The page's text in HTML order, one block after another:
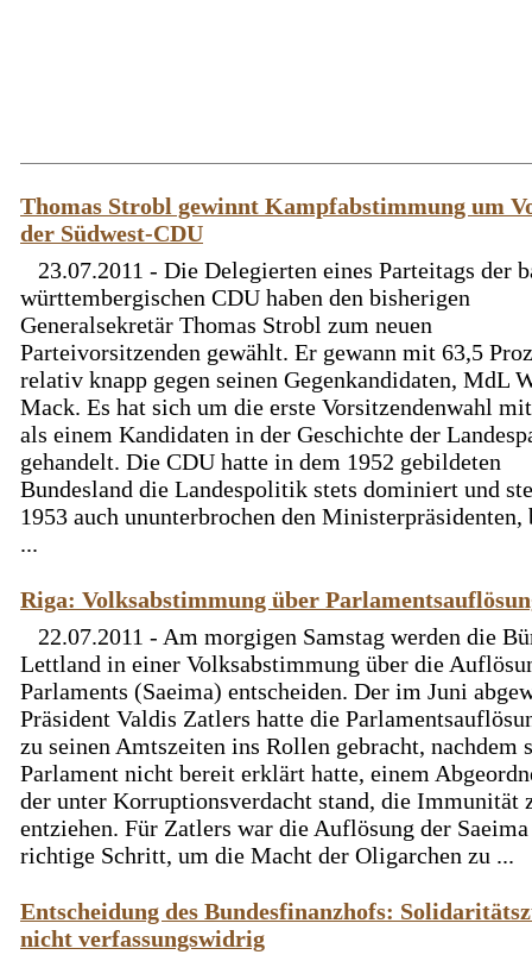
Thomas Strobl gewinnt Kampfabstimmung um
der Südwest-CDU
23.07.2011 - Die Delegierten eines Parteitags der
württembergischen CDU haben den bisherigen
Generalsekretär Thomas Strobl zum neuen
Parteivorsitzenden gewählt. Er gewann mit 63,5
relativ knapp gegen seinen Gegenkandidaten, MdL
Mack. Es hat sich um die erste Vorsitzendenwahl
als einem Kandidaten in der Geschichte der
gehandelt. Die CDU hatte in dem 1952 gebildeten
Bundesland die Landespolitik stets dominiert und
1953 auch ununterbrochen den Ministerpräsidenten,
...
Riga: Volksabstimmung über
22.07.2011 - Am morgigen Samstag werden die
Lettland in einer Volksabstimmung über die
Parlaments (Saeima) entscheiden. Der im Juni
Präsident Valdis Zatlers hatte die
zu seinen Amtszeiten ins Rollen gebracht, nachdem
Parlament nicht bereit erklärt hatte, einem
der unter Korruptionsverdacht stand, die Immunität
entziehen. Für Zatlers war die Auflösung der
richtige Schritt, um die Macht der Oligarchen zu ...
Entscheidung des Bundesfinanzhofs:
nicht verfassungswidrig